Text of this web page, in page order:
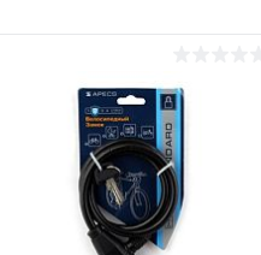
В корзину
Купить в 1 клик Сравнение
В избранное В наличии